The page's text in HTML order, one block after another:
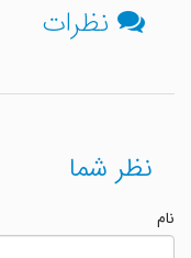
نظرات
نظر شما